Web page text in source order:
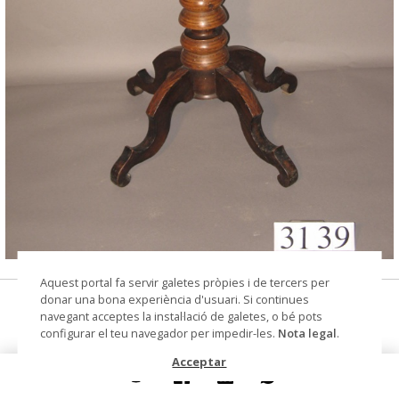
© Arxiu Fotogràfic del Consorci del Patrimoni de
Sitges
taula vetllador
Col·lecció Col. Dr. Jesús Pérez-Rosales
Aquest portal fa servir galetes pròpies i de tercers per
donar una bona experiència d'usuari. Si continues
navegant acceptes la instal·lació de galetes, o bé pots
configurar el teu navegador per impedir-les. Nota legal.
Acceptar